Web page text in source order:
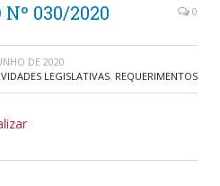
Nº 030/2020 0
DE 2020
LEGISLATIVAS, REQUERIMENTOS